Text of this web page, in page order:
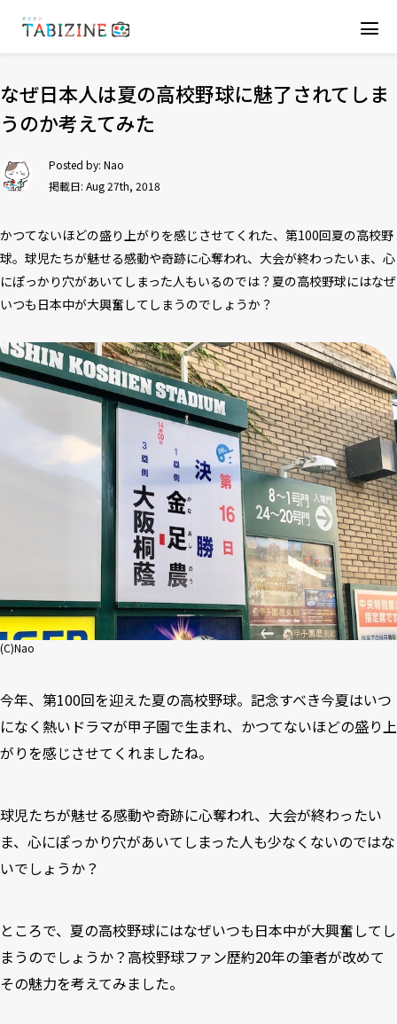
なぜ日本人は夏の高校野球に魅了されてしま
うのか考えてみた
Posted by: Nao
掲載日: Aug 27th, 2018
かつてないほどの盛り上がりを感じさせてくれた、第100回夏の高校野
球。球児たちが魅せる感動や奇跡に心奪われ、大会が終わったいま、心
にぽっかり穴があいてしまった人もいるのでは？夏の高校野球にはなぜ
いつも日本中が大興奮してしまうのでしょうか？
(C)Nao
今年、第100回を迎えた夏の高校野球。記念すべき今夏はいつ
になく熱いドラマが甲子園で生まれ、かつてないほどの盛り上
がりを感じさせてくれましたね。
球児たちが魅せる感動や奇跡に心奪われ、大会が終わったい
ま、心にぽっかり穴があいてしまった人も少なくないのではな
いでしょうか？
ところで、夏の高校野球にはなぜいつも日本中が大興奮してし
まうのでしょうか？高校野球ファン歴約20年の筆者が改めて
その魅力を考えてみました。